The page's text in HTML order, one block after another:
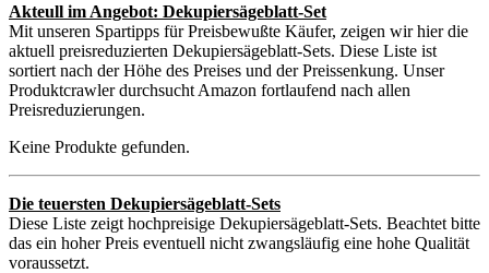
Akteull im Angebot: Dekupiersägeblatt-Set
Mit unseren Spartipps für Preisbewußte Käufer, zeigen wir hier die
aktuell preisreduzierten Dekupiersägeblatt-Sets. Diese Liste ist
sortiert nach der Höhe des Preises und der Preissenkung. Unser
Produktcrawler durchsucht Amazon fortlaufend nach allen
Preisreduzierungen.
Keine Produkte gefunden.
Die teuersten Dekupiersägeblatt-Sets
Diese Liste zeigt hochpreisige Dekupiersägeblatt-Sets. Beachtet bitte
das ein hoher Preis eventuell nicht zwangsläufig eine hohe Qualität
voraussetzt.